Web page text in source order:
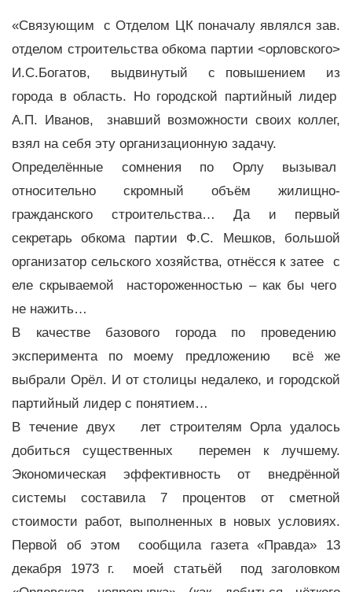
«Связующим с Отделом ЦК поначалу являлся зав.
отделом строительства обкома партии <орловского>
И.С.Богатов, выдвинутый с повышением из
города в область. Но городской партийный лидер
А.П. Иванов, знавший возможности своих коллег,
взял на себя эту организационную задачу.
Определённые сомнения по Орлу вызывал
относительно скромный объём жилищно-
гражданского строительства… Да и первый
секретарь обкома партии Ф.С. Мешков, большой
организатор сельского хозяйства, отнёсся к затее с
еле скрываемой настороженностью – как бы чего
не нажить…
В качестве базового города по проведению
эксперимента по моему предложению всё же
выбрали Орёл. И от столицы недалеко, и городской
партийный лидер с понятием…
В течение двух лет строителям Орла удалось
добиться существенных перемен к лучшему.
Экономическая эффективность от внедрённой
системы составила 7 процентов от сметной
стоимости работ, выполненных в новых условиях.
Первой об этом сообщила газета «Правда» 13
декабря 1973 г. моей статьёй под заголовком